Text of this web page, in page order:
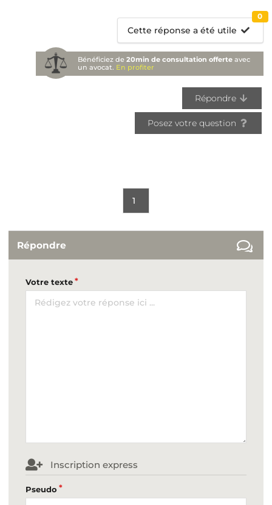
Cette réponse a été utile
0
Bénéficiez de20min de consultation offerte avec
un avocat. En profiter
Répondre
Posez votre question
1
Répondre
Votre texte
Inscription express
Pseudo